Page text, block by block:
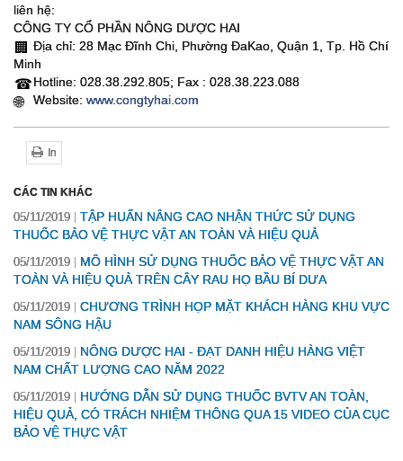
liên hệ:
CÔNG TY CỔ PHẦN NÔNG DƯỢC HAI
🏢 Địa chỉ: 28 Mạc Đĩnh Chi, Phường ĐaKao, Quận 1, Tp. Hồ Chí
Minh
☎Hotline: 028.38.292.805; Fax : 028.38.223.088
🌐 Website: www.congtyhai.com
In
CÁC TIN KHÁC
05/11/2019
TẬP HUẤN NÂNG CAO NHẬN THỨC SỬ DỤNG
THUỐC BẢO VỆ THỰC VẬT AN TOÀN VÀ HIỆU QUẢ
05/11/2019
MÔ HÌNH SỬ DỤNG THUỐC BẢO VỆ THỰC VẬT AN
TOÀN VÀ HIỆU QUẢ TRÊN CÂY RAU HỌ BẦU BÍ DƯA
05/11/2019
CHƯƠNG TRÌNH HỌP MẶT KHÁCH HÀNG KHU VỰC
NAM SÔNG HẬU
05/11/2019
NÔNG DƯỢC HAI - ĐẠT DANH HIỆU HÀNG VIỆT
NAM CHẤT LƯỢNG CAO NĂM 2022
05/11/2019
HƯỚNG DẪN SỬ DỤNG THUỐC BVTV AN TOÀN,
HIỆU QUẢ, CÓ TRÁCH NHIỆM THÔNG QUA 15 VIDEO CỦA CỤC
BẢO VỆ THỰC VẬT